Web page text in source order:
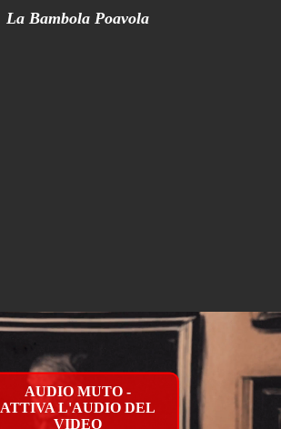
La Bambola Poavola
AUDIO MUTO -
ATTIVA L'AUDIO DEL
VIDEO